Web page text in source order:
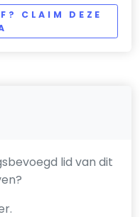
CLAIM DEZE
lid van dit